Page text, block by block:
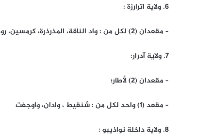
6. ولاية اترارزة :
– مقعدان (2) لكل من : واد الناقة، المذرذرة، كرمسين، روصو، اركيز، انتيكان، وبوتلميت
7. ولاية آدرار:
– مقعدان (2) لأطار؛
– مقعد (1) واحد لكل من : شنقيط ، وادان، واوجفت
8. ولاية داخلة نواذيبو :